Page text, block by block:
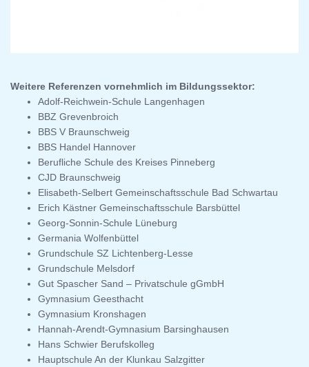
Weitere Referenzen vornehmlich im Bildungssektor:
Adolf-Reichwein-Schule Langenhagen
BBZ Grevenbroich
BBS V Braunschweig
BBS Handel Hannover
Berufliche Schule des Kreises Pinneberg
CJD Braunschweig
Elisabeth-Selbert Gemeinschaftsschule Bad Schwartau
Erich Kästner Gemeinschaftsschule Barsbüttel
Georg-Sonnin-Schule Lüneburg
Germania Wolfenbüttel
Grundschule SZ Lichtenberg-Lesse
Grundschule Melsdorf
Gut Spascher Sand – Privatschule gGmbH
Gymnasium Geesthacht
Gymnasium Kronshagen
Hannah-Arendt-Gymnasium Barsinghausen
Hans Schwier Berufskolleg
Hauptschule An der Klunkau Salzgitter